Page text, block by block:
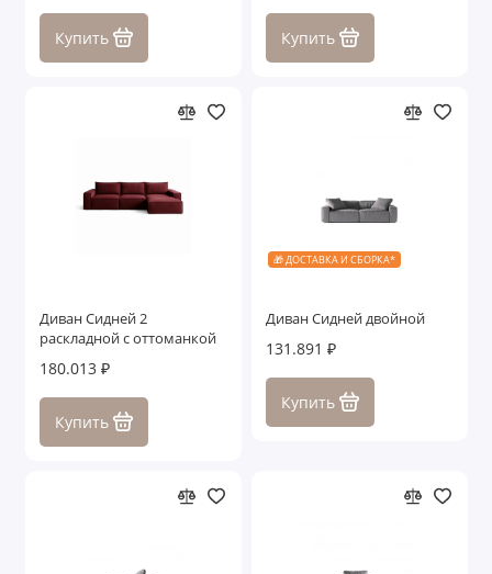
Купить Купить
Диван Сидней 2
раскладной с оттоманкой
180.013 ₽
Купить
🎁 ДОСТАВКА И СБОРКА*
Диван Сидней двойной
131.891 ₽
Купить